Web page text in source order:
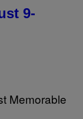
9-